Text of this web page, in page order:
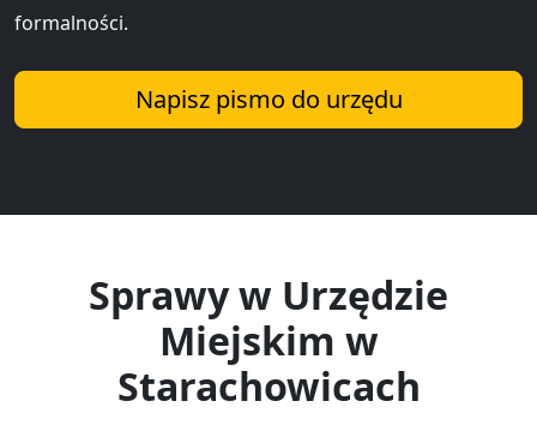
formalności.
Napisz pismo do urzędu
Sprawy w Urzędzie
Miejskim w
Starachowicach